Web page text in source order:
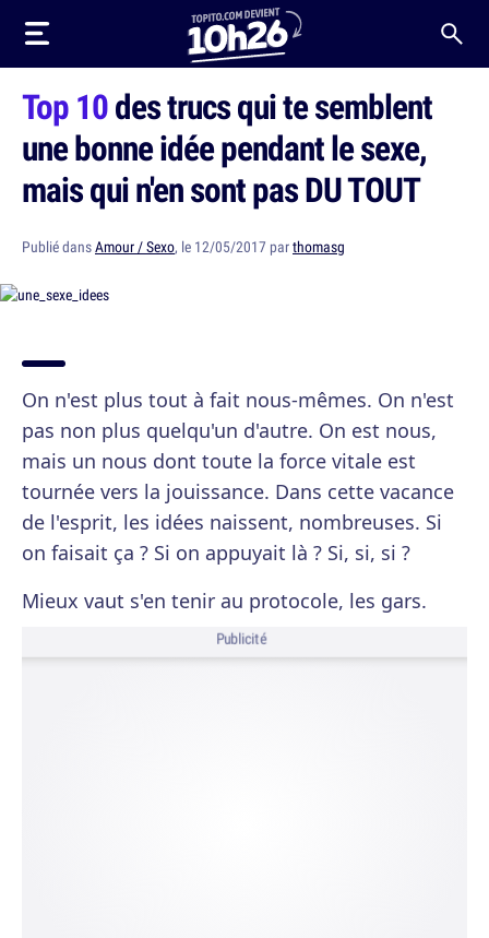
Top 10des trucs qui te semblent
une bonne idée pendant le sexe,
mais qui n'en sont pas DU TOUT
Publié dansAmour / Sexo, le 12/05/2017 parthomasg
On n'est plus tout à fait nous-mêmes. On n'est
pas non plus quelqu'un d'autre. On est nous,
mais un nous dont toute la force vitale est
tournée vers la jouissance. Dans cette vacance
de l'esprit, les idées naissent, nombreuses. Si
on faisait ça ? Si on appuyait là ? Si, si, si ?
Mieux vaut s'en tenir au protocole, les gars.
Publicité